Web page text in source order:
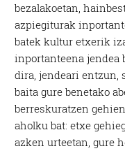
bezalakoetan,
azpiegiturak
batek kultur etxerik
inportanteena jendea
dira, jendeari entzun,
baita gure benetako
berreskuratzen
aholku bat: etxe
azken urteetan, gure